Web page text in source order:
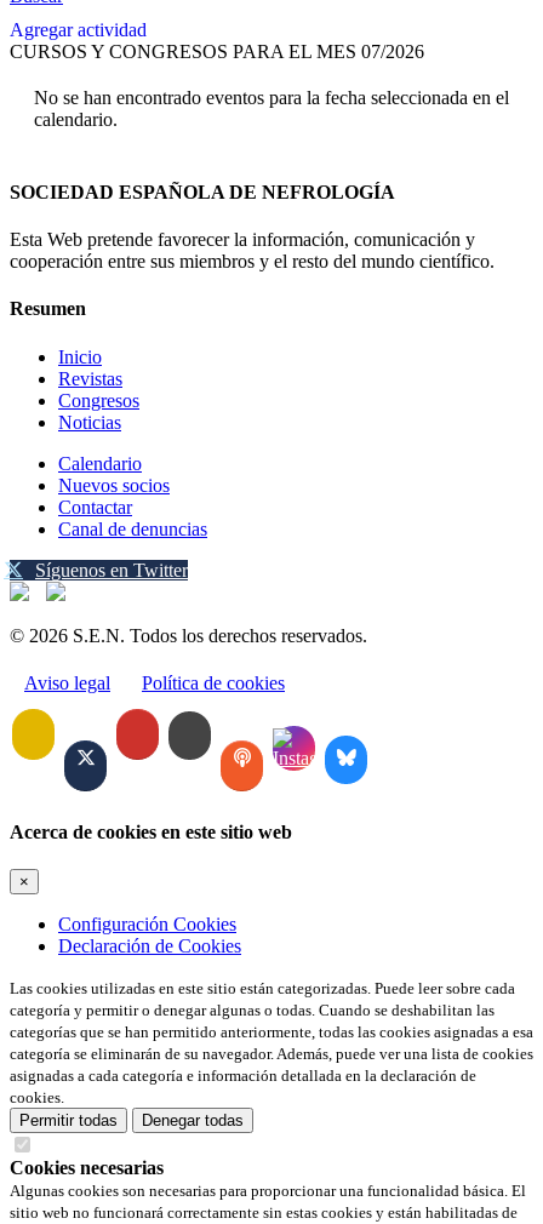
Agregar actividad
CURSOS Y CONGRESOS PARA EL MES 07/2026
No se han encontrado eventos para la fecha seleccionada en el
calendario.
SOCIEDAD ESPAÑOLA DE NEFROLOGÍA
Esta Web pretende favorecer la información, comunicación y
cooperación entre sus miembros y el resto del mundo científico.
Resumen
Inicio
Revistas
Congresos
Noticias
Calendario
Nuevos socios
Contactar
Canal de denuncias
Síguenos en Twitter
© 2026 S.E.N. Todos los derechos reservados.
Aviso legal Política de cookies
Acerca de cookies en este sitio web
×
Configuración Cookies
Declaración de Cookies
Las cookies utilizadas en este sitio están categorizadas. Puede leer sobre cada
categoría y permitir o denegar algunas o todas. Cuando se deshabilitan las
categorías que se han permitido anteriormente, todas las cookies asignadas a esa
categoría se eliminarán de su navegador. Además, puede ver una lista de cookies
asignadas a cada categoría e información detallada en la declaración de
cookies.
Permitir todas
Denegar todas
Cookies necesarias
Algunas cookies son necesarias para proporcionar una funcionalidad básica. El
sitio web no funcionará correctamente sin estas cookies y están habilitadas de